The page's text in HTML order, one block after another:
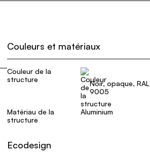
Couleurs et matériaux
Couleur de la
structure
Noir, opaque, RAL
9005
Matériau de la
structure
Aluminium
Ecodesign